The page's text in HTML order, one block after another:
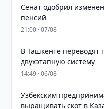
Сенат одобрил
пенсий
21:00 · 07/08
В Ташкенте переводят
двухэтапную систему
14:49 · 06/08
Узбекским
выращивать скот в